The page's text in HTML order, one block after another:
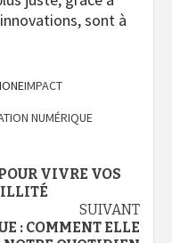
sont à
IMPACT
NUMÉRIQUE
VIVRE VOS
SUIVANT
: COMMENT ELLE